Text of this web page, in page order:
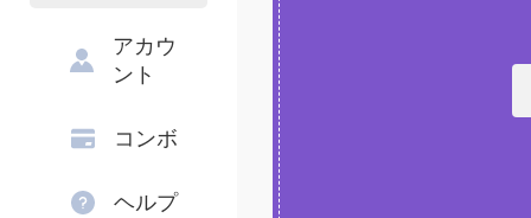
アカウ
ント
コンボ
ヘルプ